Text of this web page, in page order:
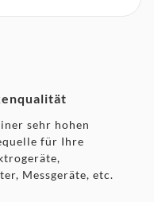
sehr hohen
für Ihre
Messgeräte, etc.